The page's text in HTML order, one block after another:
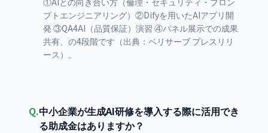
プトエンジニアリング）②Difyを用いたAIアプリ開
発 ③QA4AI（品質保証）演習 ④パネル展示での成果
共有、の4段階です（出典：ベリサーブ プレスリリ
ース）。
Q.中小企業が生成AI研修を導入する際に活用でき
る助成金はありますか？